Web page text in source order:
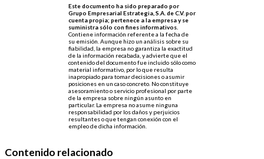
Este documento ha sido preparado por
Grupo Empresarial Estrategia, S.A. de C.V. por
cuenta propia; pertenece a la empresa y se
suministra sólo con fines informativos.
Contiene información referente a la fecha de
su emisión. Aunque hizo un análisis sobre su
fiabilidad, la empresa no garantiza la exactitud
de la información recabada, y advierte que el
contenido del documento fue incluido sólo como
material informativo, por lo que resulta
inapropiado para tomar decisiones o asumir
posiciones en un caso concreto. No constituye
asesoramiento o servicio profesional por parte
de la empresa sobre ningún asunto en
particular. La empresa no asume ninguna
responsabilidad por los daños y perjuicios
resultantes o que tengan conexión con el
empleo de dicha información.
Contenido relacionado